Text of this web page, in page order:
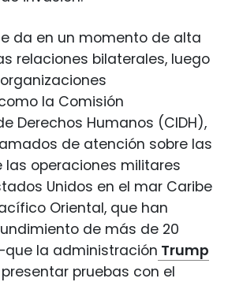
da en un momento de alta
relaciones bilaterales, luego
la Comisión
Derechos Humanos (CIDH),
de atención sobre las
operaciones militares
Unidos en el mar Caribe
Oriental, que han
de más de 20
la administración Trump
pruebas con el